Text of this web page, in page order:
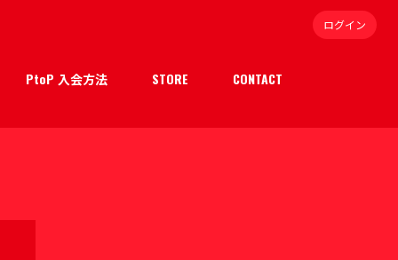
ログイン
PtoP 入会方法 STORE CONTACT